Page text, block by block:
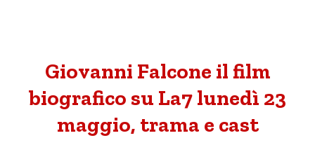
Giovanni Falcone il film
biografico su La7 lunedì 23
maggio, trama e cast